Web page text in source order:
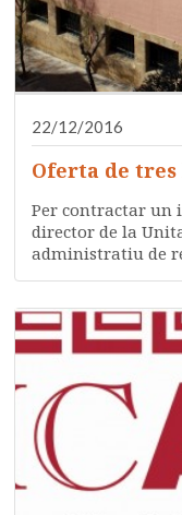
22/12/2016
Oferta de tres
Per contractar un
director de la
administratiu de